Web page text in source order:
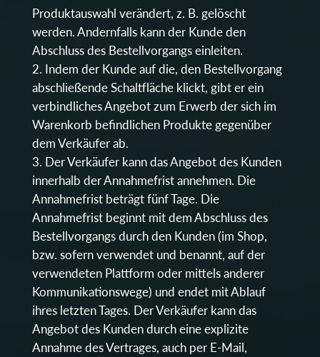
Produktauswahl verändert, z. B. gelöscht
werden. Andernfalls kann der Kunde den
Abschluss des Bestellvorgangs einleiten.
Indem der Kunde auf die, den Bestellvorgang
abschließende Schaltfläche klickt, gibt er ein
verbindliches Angebot zum Erwerb der sich im
Warenkorb befindlichen Produkte gegenüber
dem Verkäufer ab.
Der Verkäufer kann das Angebot des Kunden
innerhalb der Annahmefrist annehmen. Die
Annahmefrist beträgt fünf Tage. Die
Annahmefrist beginnt mit dem Abschluss des
Bestellvorgangs durch den Kunden (im Shop,
bzw. sofern verwendet und benannt, auf der
verwendeten Plattform oder mittels anderer
Kommunikationswege) und endet mit Ablauf
ihres letzten Tages. Der Verkäufer kann das
Angebot des Kunden durch eine explizite
Annahme des Vertrages, auch per E-Mail,